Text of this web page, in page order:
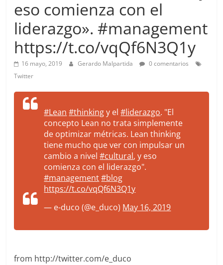
eso comienza con el
liderazgo». #management
https://t.co/vqQf6N3Q1y
16 mayo, 2019 Gerardo Malpartida
0 comentarios
Twitter
#Lean #thinkingy el#liderazgo. "El
concepto Lean no trata simplemente
de optimizar métricas. Lean thinking
tiene mucho que ver con impulsar un
cambio a nivel#cultural, y eso
comienza con el liderazgo".
#management #blog
https://t.co/vqQf6N3Q1y
— e-duco (@e_duco) May 16, 2019
from http://twitter.com/e_duco